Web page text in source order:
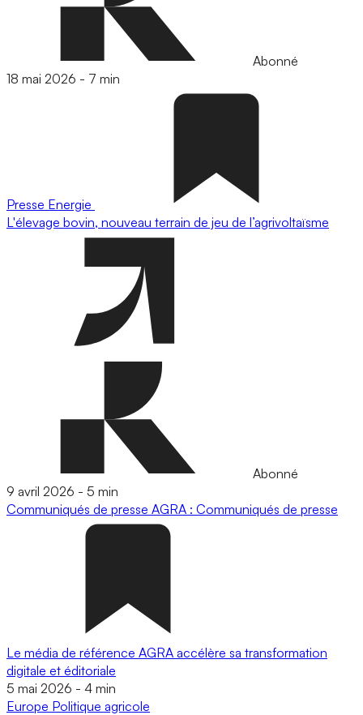
Abonné
18 mai 2026 - 7 min
Presse Energie
L'élevage bovin, nouveau terrain de jeu de l’agrivoltaïsme
Abonné
9 avril 2026 - 5 min
Communiqués de presse AGRA : Communiqués de presse
Le média de référence AGRA accélère sa transformation
digitale et éditoriale
5 mai 2026 - 4 min
Europe Politique agricole